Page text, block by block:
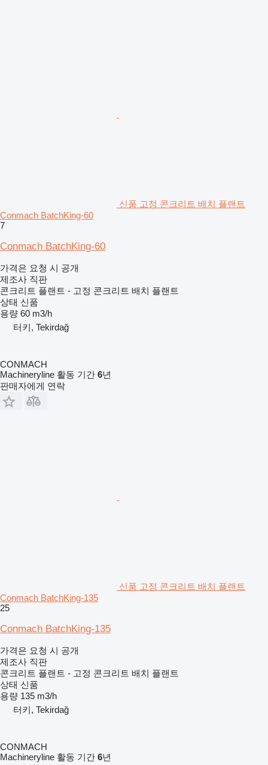
신품 고정 콘크리트 배치 플랜트
Conmach BatchKing-60
7
Conmach BatchKing-60
가격은 요청 시 공개
제조사 직판
콘크리트 플랜트 - 고정 콘크리트 배치 플랜트
상태 신품
용량 60 m3/h
터키, Tekirdağ
CONMACH
Machineryline 활동 기간 6년
판매자에게 연락
신품 고정 콘크리트 배치 플랜트
Conmach BatchKing-135
25
Conmach BatchKing-135
가격은 요청 시 공개
제조사 직판
콘크리트 플랜트 - 고정 콘크리트 배치 플랜트
상태 신품
용량 135 m3/h
터키, Tekirdağ
CONMACH
Machineryline 활동 기간 6년